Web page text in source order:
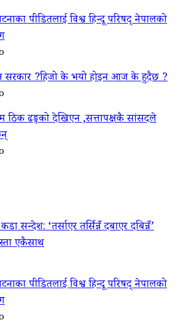
पीडितलाई विश्व हिन्दू परिषद् नेपालको
?हिजो के भयो होइन आज के हुदैछ ?
ठिक ढङ्गको देखिएन ,सत्तापक्षकै सांसदले
सन्देश: ‘तर्साएर तर्सिन्नँ दबाएर दबिन्नँ’
एकैसाथ
पीडितलाई विश्व हिन्दू परिषद् नेपालको